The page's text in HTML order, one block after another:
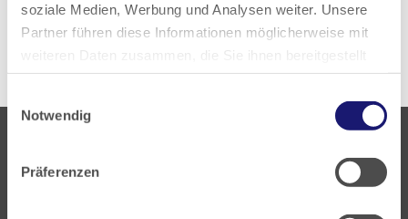
soziale Medien, Werbung und Analysen weiter. Unsere
Partner führen diese Informationen möglicherweise mit
haben oder die sie im Rahmen Ihrer Nutzung der Dienste
Notwendig
Präferenzen
Alle Ausgaben anzeigen